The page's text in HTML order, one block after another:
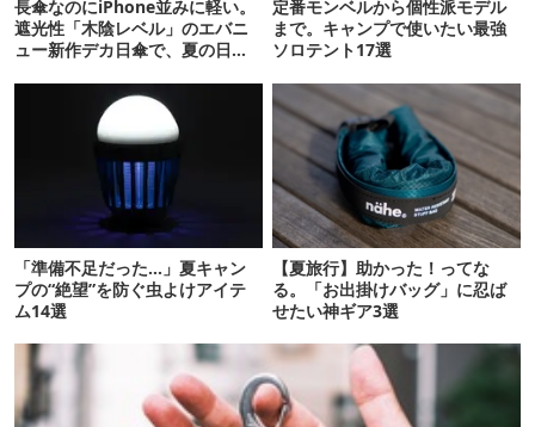
長傘なのにiPhone並みに軽い。
遮光性「木陰レベル」のエバニ
ュー新作デカ日傘で、夏の日焼
定番モンベルから個性派モデル
まで。キャンプで使いたい最強
ソロテント17選
「準備不足だった…」夏キャン
プの“絶望”を防ぐ虫よけアイテ
ム14選
【夏旅行】助かった！ってな
る。「お出掛けバッグ」に忍ば
せたい神ギア3選